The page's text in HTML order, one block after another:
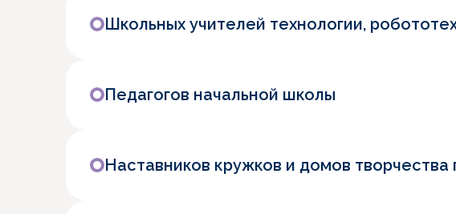
Школьных учителей технологии,
Педагогов начальной школы
Наставников кружков и домов творчества